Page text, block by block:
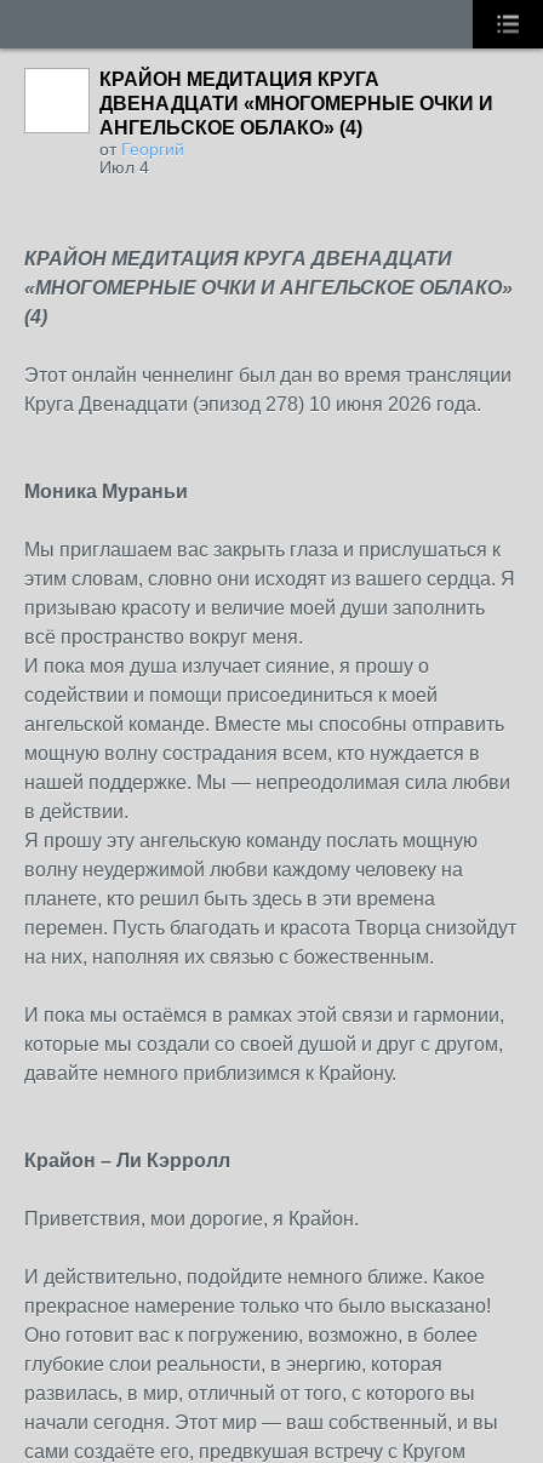
КРАЙОН МЕДИТАЦИЯ КРУГА
ДВЕНАДЦАТИ «МНОГОМЕРНЫЕ ОЧКИ И
АНГЕЛЬСКОЕ ОБЛАКО» (4)
от Георгий
Июл 4
КРАЙОН МЕДИТАЦИЯ КРУГА ДВЕНАДЦАТИ
«МНОГОМЕРНЫЕ ОЧКИ И АНГЕЛЬСКОЕ ОБЛАКО»
(4)
Этот онлайн ченнелинг был дан во время трансляции
Круга Двенадцати (эпизод 278) 10 июня 2026 года.
Моника Мураньи
Мы приглашаем вас закрыть глаза и прислушаться к
этим словам, словно они исходят из вашего сердца. Я
призываю красоту и величие моей души заполнить
всё пространство вокруг меня.
И пока моя душа излучает сияние, я прошу о
содействии и помощи присоединиться к моей
ангельской команде. Вместе мы способны отправить
мощную волну сострадания всем, кто нуждается в
нашей поддержке. Мы — непреодолимая сила любви
в действии.
Я прошу эту ангельскую команду послать мощную
волну неудержимой любви каждому человеку на
планете, кто решил быть здесь в эти времена
перемен. Пусть благодать и красота Творца снизойдут
на них, наполняя их связью с божественным.
И пока мы остаёмся в рамках этой связи и гармонии,
которые мы создали со своей душой и друг с другом,
давайте немного приблизимся к Крайону.
Крайон – Ли Кэрролл
Приветствия, мои дорогие, я Крайон.
И действительно, подойдите немного ближе. Какое
прекрасное намерение только что было высказано!
Оно готовит вас к погружению, возможно, в более
глубокие слои реальности, в энергию, которая
развилась, в мир, отличный от того, с которого вы
начали сегодня. Этот мир — ваш собственный, и вы
сами создаёте его, предвкушая встречу с Кругом